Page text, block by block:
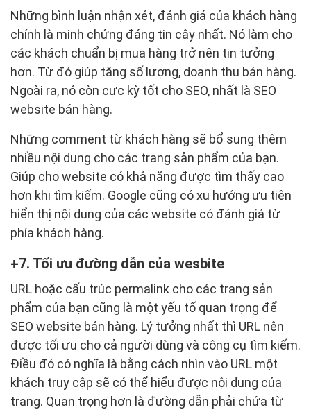
Những bình luận nhận xét, đánh giá của khách hàng
chính là minh chứng đáng tin cậy nhất. Nó làm cho
các khách chuẩn bị mua hàng trở nên tin tưởng
hơn. Từ đó giúp tăng số lượng, doanh thu bán hàng.
Ngoài ra, nó còn cực kỳ tốt cho SEO, nhất là SEO
website bán hàng.
Những comment từ khách hàng sẽ bổ sung thêm
nhiều nội dung cho các trang sản phẩm của bạn.
Giúp cho website có khả năng được tìm thấy cao
hơn khi tìm kiếm. Google cũng có xu hướng ưu tiên
hiển thị nội dung của các website có đánh giá từ
phía khách hàng.
7. Tối ưu đường dẫn của wesbite
URL hoặc cấu trúc permalink cho các trang sản
phẩm của bạn cũng là một yếu tố quan trọng để
SEO website bán hàng. Lý tưởng nhất thì URL nên
được tối ưu cho cả người dùng và công cụ tìm kiếm.
Điều đó có nghĩa là bằng cách nhìn vào URL một
khách truy cập sẽ có thể hiểu được nội dung của
trang. Quan trọng hơn là đường dẫn phải chứa từ